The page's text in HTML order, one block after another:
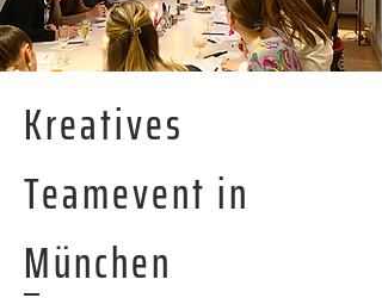
Kreatives
Teamevent in
München